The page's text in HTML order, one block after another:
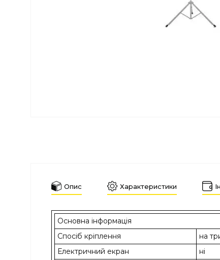
Опис Характеристики
Основна інформація
Спосіб кріплення
на
Електричний екран
ні